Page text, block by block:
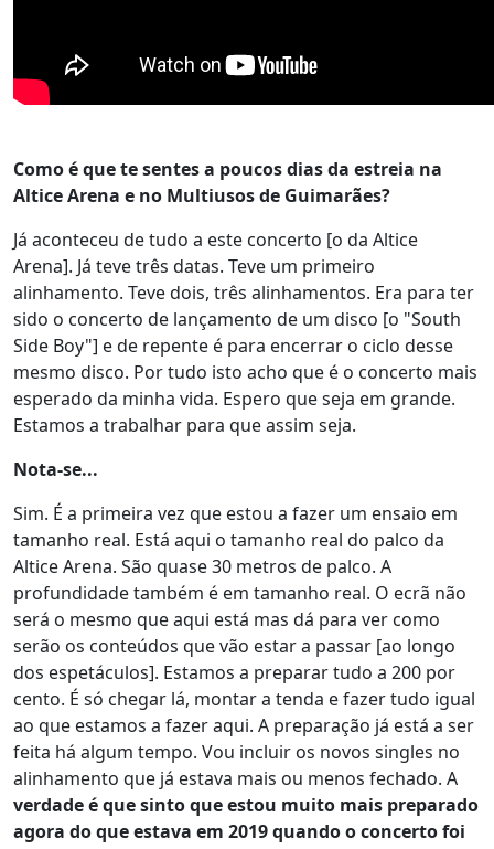
Como é que te sentes a poucos dias da estreia na
Altice Arena e no Multiusos de Guimarães?
Já aconteceu de tudo a este concerto [o da Altice
Arena]. Já teve três datas. Teve um primeiro
alinhamento. Teve dois, três alinhamentos. Era para ter
sido o concerto de lançamento de um disco [o "South
Side Boy"] e de repente é para encerrar o ciclo desse
mesmo disco. Por tudo isto acho que é o concerto mais
esperado da minha vida. Espero que seja em grande.
Estamos a trabalhar para que assim seja.
Nota-se...
Sim. É a primeira vez que estou a fazer um ensaio em
tamanho real. Está aqui o tamanho real do palco da
Altice Arena. São quase 30 metros de palco. A
profundidade também é em tamanho real. O ecrã não
será o mesmo que aqui está mas dá para ver como
serão os conteúdos que vão estar a passar [ao longo
dos espetáculos]. Estamos a preparar tudo a 200 por
cento. É só chegar lá, montar a tenda e fazer tudo igual
ao que estamos a fazer aqui. A preparação já está a ser
feita há algum tempo. Vou incluir os novos singles no
alinhamento que já estava mais ou menos fechado. A
verdade é que sinto que estou muito mais preparado
agora do que estava em 2019 quando o concerto foi